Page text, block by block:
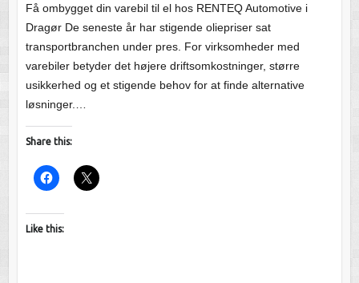
Få ombygget din varebil til el hos RENTEQ Automotive i
Dragør De seneste år har stigende oliepriser sat
transportbranchen under pres. For virksomheder med
varebiler betyder det højere driftsomkostninger, større
usikkerhed og et stigende behov for at finde alternative
løsninger.…
Share this:
Like this: